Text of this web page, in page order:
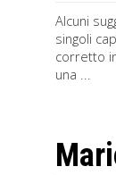
Alcuni
singoli
corretto
una ...